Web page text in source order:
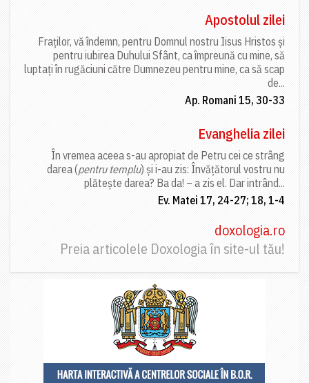
Apostolul zilei
Fraților, vă îndemn, pentru Domnul nostru Iisus Hristos și
pentru iubirea Duhului Sfânt, ca împreună cu mine, să
luptați în rugăciuni către Dumnezeu pentru mine, ca să scap
de...
Ap. Romani 15, 30-33
Evanghelia zilei
În vremea aceea s-au apropiat de Petru cei ce strâng
darea (pentru templu) și i-au zis: Învățătorul vostru nu
plătește darea? Ba da! – a zis el. Dar intrând...
Ev. Matei 17, 24-27; 18, 1-4
doxologia.ro
Preia articolele Doxologia în site-ul tău!